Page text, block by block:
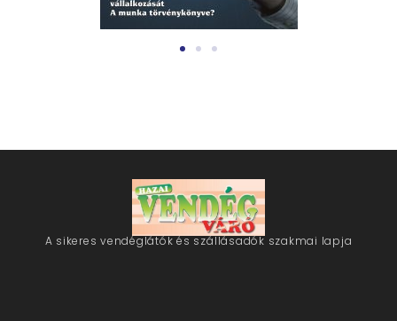
A sikeres vendéglátók és szállásadók szakmai lapja